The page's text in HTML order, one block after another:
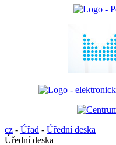
cz - Úřad - Úřední deska
Úřední deska